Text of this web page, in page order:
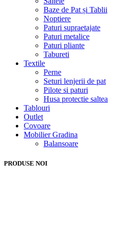
Baze de Pat și Tablii
Noptiere
Paturi supraetajate
Paturi metalice
Paturi pliante
Tabureti
Textile
Perne
Seturi lenjerii de pat
Pilote si paturi
Husa protectie saltea
Tablouri
Outlet
Covoare
Mobilier Gradina
Balansoare
PRODUSE NOI